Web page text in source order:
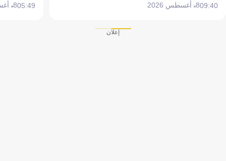
09:408 أغسطس 2026 05:498 أغسطس 2026
إعلان